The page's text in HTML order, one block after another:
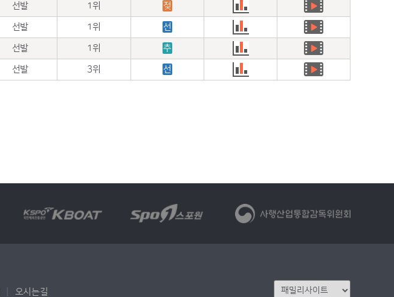
선발 1위 젖
선발 1위 선
선발 1위 추
선발 3위 선
오시는길